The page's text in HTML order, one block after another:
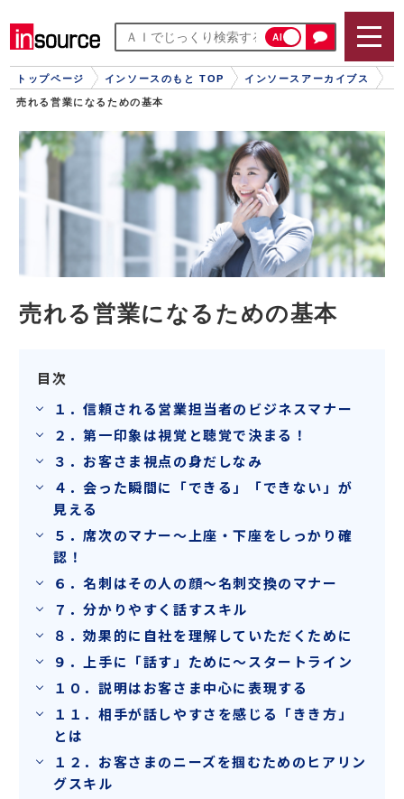
AI
トップページ インソースのもと TOP インソースアーカイブス
売れる営業になるための基本
売れる営業になるための基本
目次
１．信頼される営業担当者のビジネスマナー
２．第一印象は視覚と聴覚で決まる！
３．お客さま視点の身だしなみ
４．会った瞬間に「できる」「できない」が
見える
５．席次のマナー～上座・下座をしっかり確
認！
６．名刺はその人の顔～名刺交換のマナー
７．分かりやすく話すスキル
８．効果的に自社を理解していただくために
９．上手に「話す」ために～スタートライン
１０．説明はお客さま中心に表現する
１１．相手が話しやすさを感じる「きき方」
とは
１２．お客さまのニーズを掴むためのヒアリン
グスキル